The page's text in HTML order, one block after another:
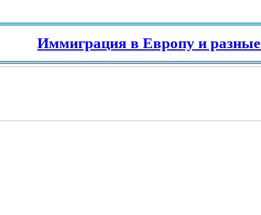
Иммиграция в Европу и разные